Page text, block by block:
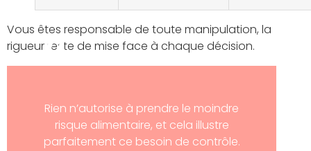
Vous êtes responsable de toute manipulation, la
rigueur reste de mise face à chaque décision.
Rien n’autorise à prendre le moindre
risque alimentaire, et cela illustre
parfaitement ce besoin de contrôle.